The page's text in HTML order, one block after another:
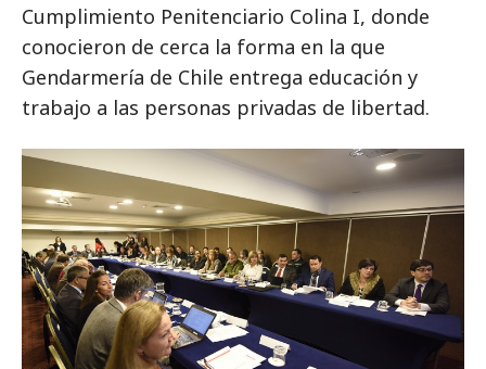
Cumplimiento Penitenciario Colina I, donde
conocieron de cerca la forma en la que
Gendarmería de Chile entrega educación y
trabajo a las personas privadas de libertad.